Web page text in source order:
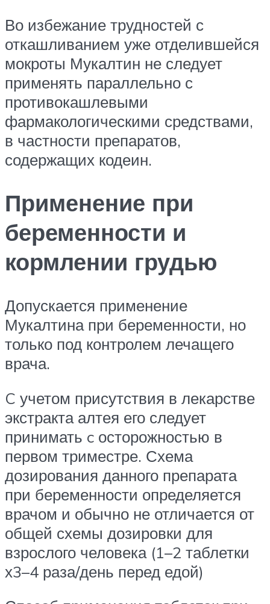
Во избежание трудностей с
откашливанием уже отделившейся
мокроты Мукалтин не следует
применять параллельно с
противокашлевыми
фармакологическими средствами,
в частности препаратов,
содержащих кодеин.
Применение при
беременности и
кормлении грудью
Допускается применение
Мукалтина при беременности, но
только под контролем лечащего
врача.
C учетом присутствия в лекарстве
экстракта алтея его следует
принимать c осторожностью в
первом триместре. Схема
дозирования данного препарата
при беременности определяется
врачом и обычно не отличается от
общей схемы дозировки для
взрослого человека (1–2 таблетки
х3–4 раза/день перед едой)